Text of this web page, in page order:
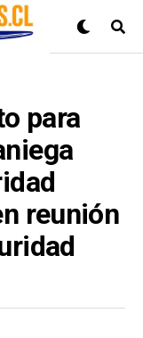
para
reunión